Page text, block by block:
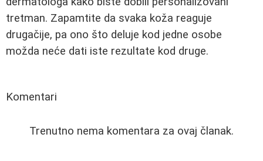
tretman. Zapamtite da svaka koža reaguje
drugačije, pa ono što deluje kod jedne osobe
možda neće dati iste rezultate kod druge.
Komentari
Trenutno nema komentara za ovaj članak.